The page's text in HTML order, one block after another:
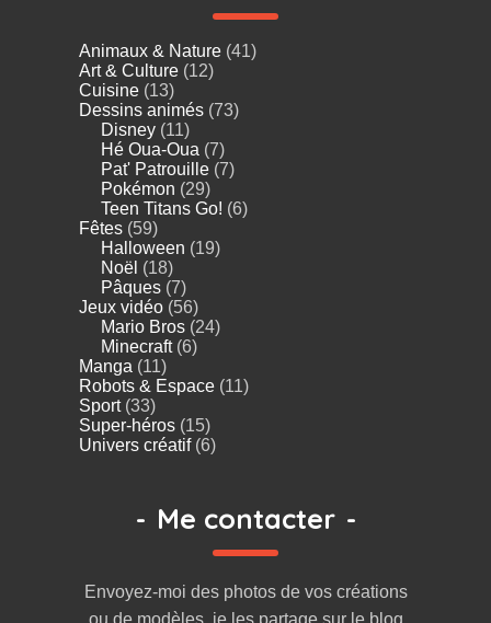
Animaux & Nature (41)
Art & Culture (12)
Cuisine (13)
Dessins animés (73)
Disney (11)
Hé Oua-Oua (7)
Pat' Patrouille (7)
Pokémon (29)
Teen Titans Go! (6)
Fêtes (59)
Halloween (19)
Noël (18)
Pâques (7)
Jeux vidéo (56)
Mario Bros (24)
Minecraft(6)
Manga (11)
Robots & Espace (11)
Sport(33)
Super-héros (15)
Univers créatif(6)
- Me contacter -
Envoyez-moi des photos de vos créations
ou de modèles, je les partage sur le blog